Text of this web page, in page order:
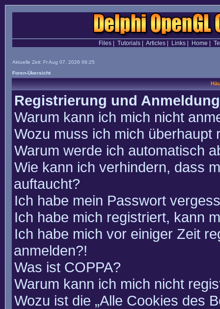
Files| Tutorials| Articles| Links| Home
Aktuelle Zeit: Fr Aug 07, 2026 06:25
Foren-Übersicht
Registrierung und Anmeldung
Warum kann ich mich nicht
Wozu muss ich mich überhaupt
Warum werde ich automatisch
Wie kann ich verhindern, dass
auftaucht?
Ich habe mein Passwort
Ich habe mich registriert, kann
Ich habe mich vor einiger Zeit
anmelden?!
Was ist COPPA?
Warum kann ich mich nicht
Wozu ist die „Alle Cookies des